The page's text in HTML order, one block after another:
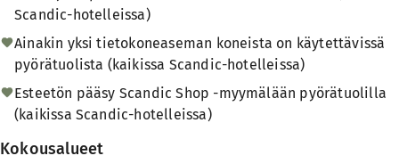
Scandic-hotelleissa)
Ainakin yksi tietokoneaseman koneista on käytettävissä
pyörätuolista (kaikissa Scandic-hotelleissa)
Esteetön pääsy Scandic Shop -myymälään pyörätuolilla
(kaikissa Scandic-hotelleissa)
Kokousalueet